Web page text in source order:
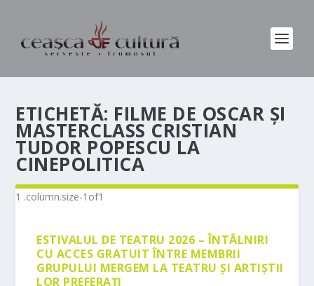
ETICHETĂ: FILME DE OSCAR ȘI
MASTERCLASS CRISTIAN
TUDOR POPESCU LA
CINEPOLITICA
ESTIVALUL DE TEATRU 2026 – ÎNTÂLNIRI
CU ACCES GRATUIT ÎNTRE MEMBRII
GRUPULUI MERGEM LA TEATRU ȘI ARTIȘTII
LOR PREFERAȚI